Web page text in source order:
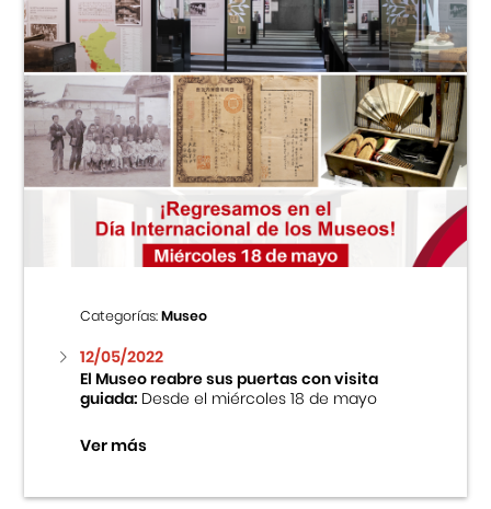
Categorías:Museo
12/05/2022
El Museo reabre sus puertas con visita
guiada:Desde el miércoles 18 de mayo
Ver más